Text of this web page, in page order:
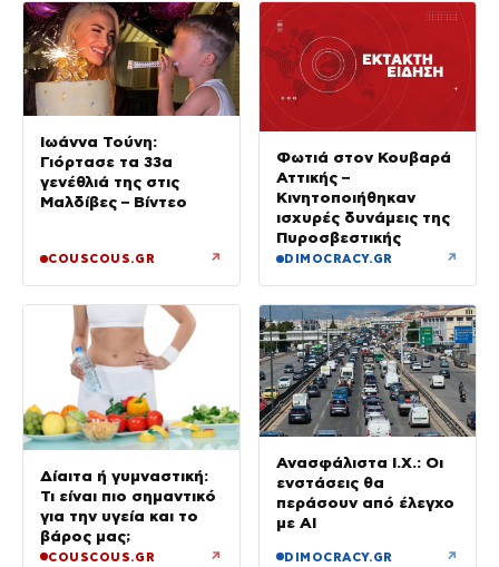
Ιωάννα Τούνη:
Γιόρτασε τα 33α
γενέθλιά της στις
Μαλδίβες – Βίντεο
COUSCOUS.GR ↗
Φωτιά στον Κουβαρά
Αττικής –
Κινητοποιήθηκαν
ισχυρές δυνάμεις της
Πυροσβεστικής
DIMOCRACY.GR ↗
Δίαιτα ή γυμναστική:
Τι είναι πιο σημαντικό
για την υγεία και το
βάρος μας;
COUSCOUS.GR ↗
Ανασφάλιστα Ι.Χ.: Οι
ενστάσεις θα
περάσουν από έλεγχο
με AI
DIMOCRACY.GR ↗